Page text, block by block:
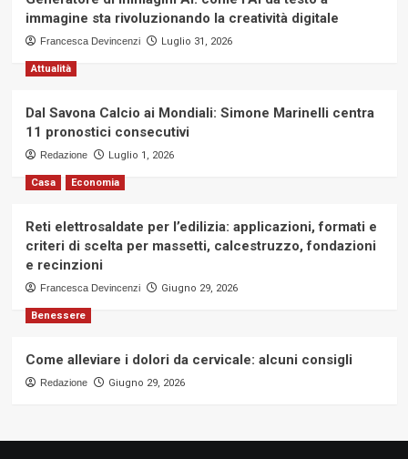
immagine sta rivoluzionando la creatività digitale
Francesca Devincenzi Luglio 31, 2026
Attualità
Dal Savona Calcio ai Mondiali: Simone Marinelli centra
11 pronostici consecutivi
Redazione Luglio 1, 2026
Casa Economia
Reti elettrosaldate per l’edilizia: applicazioni, formati e
criteri di scelta per massetti, calcestruzzo, fondazioni
e recinzioni
Francesca Devincenzi Giugno 29, 2026
Benessere
Come alleviare i dolori da cervicale: alcuni consigli
Redazione Giugno 29, 2026